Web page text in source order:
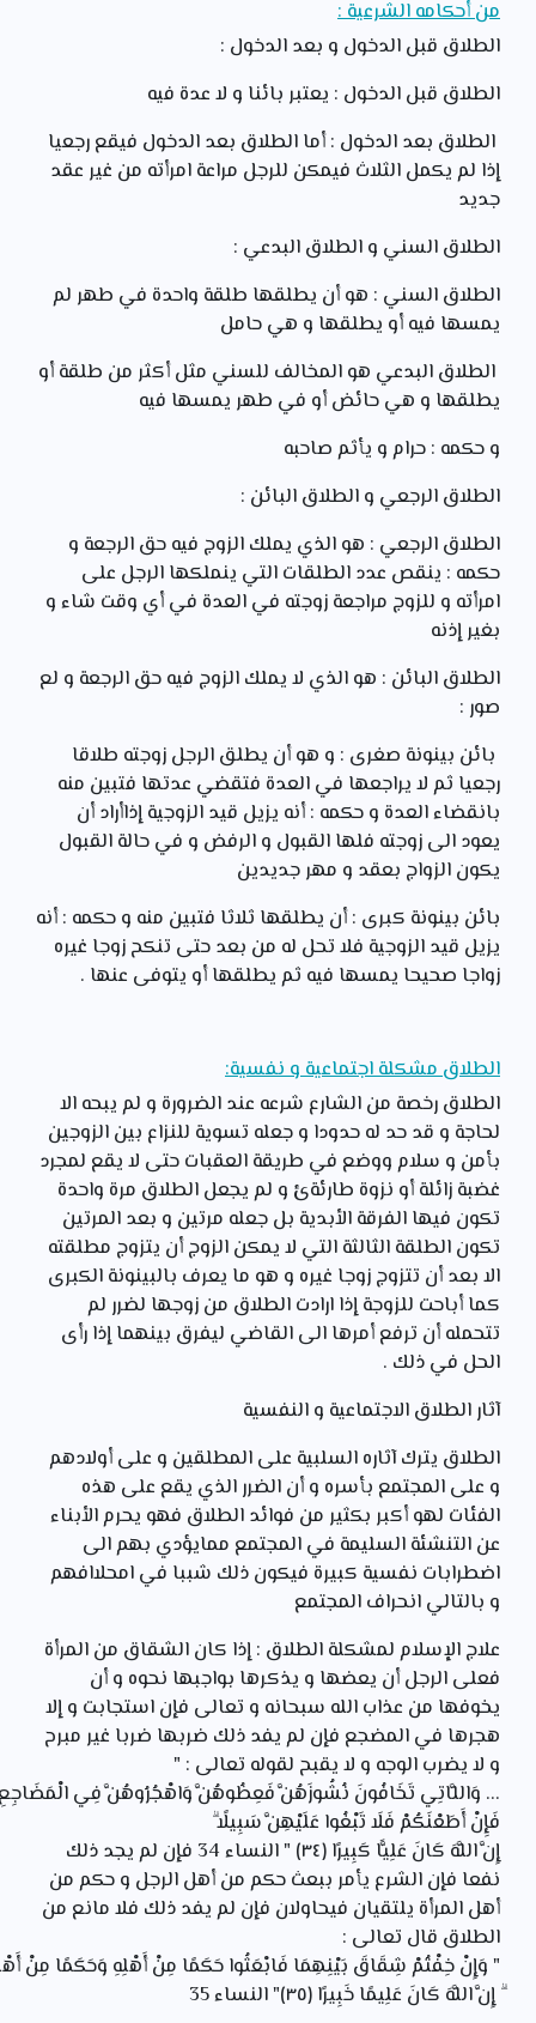
من أحكامه الشرعية :
الطلاق قبل الدخول و بعد الدخول :
الطلاق قبل الدخول : يعتبر بائنا و لا عدة فيه
الطلاق بعد الدخول : أما الطلاق بعد الدخول فيقع رجعيا
إذا لم يكمل الثلاث فيمكن للرجل مراعة امرأته من غير عقد
جديد
الطلاق السني و الطلاق البدعي :
الطلاق السني : هو أن يطلقها طلقة واحدة في طهر لم
يمسها فيه أو يطلقها و هي حامل
الطلاق البدعي هو المخالف للسني مثل أكثر من طلقة أو
يطلقها و هي حائض أو في طهر يمسها فيه
و حكمه : حرام و يأثم صاحبه
الطلاق الرجعي و الطلاق البائن :
الطلاق الرجعي : هو الذي يملك الزوج فيه حق الرجعة و
حكمه : ينقص عدد الطلقات التي ينملكها الرجل على
امرأته و للزوج مراجعة زوجته في العدة في أي وقت شاء و
بغير إذنه
الطلاق البائن : هو الذي لا يملك الزوج فيه حق الرجعة و لع
صور :
بائن بينونة صغرى : و هو أن يطلق الرجل زوجته طلاقا
رجعيا ثم لا يراجعها في العدة فتقضي عدتها فتبين منه
بانقضاء العدة و حكمه : أنه يزيل قيد الزوجية إذاأراد أن
يعود الى زوجته فلها القبول و الرفض و في حالة القبول
يكون الزواج بعقد و مهر جديدين
بائن بينونة كبرى : أن يطلقها ثلاثا فتبين منه و حكمه : أنه
يزيل قيد الزوجية فلا تحل له من بعد حتى تنكح زوجا غيره
زواجا صحيحا يمسها فيه ثم يطلقها أو يتوفى عنها .
الطلاق مشكلة اجتماعية و نفسية:
الطلاق رخصة من الشارع شرعه عند الضرورة و لم يبحه الا
لحاجة و قد حد له حدودا و جعله تسوية للنزاع بين الزوجين
بأمن و سلام ووضع في طريقة العقبات حتى لا يقع لمجرد
غضبة زائلة أو نزوة طارئةئ و لم يجعل الطلاق مرة واحدة
تكون فيها الفرقة الأبدية بل جعله مرتين و بعد المرتين
تكون الطلقة الثالثة التي لا يمكن الزوج أن يتزوج مطلقته
الا بعد أن تتزوج زوجا غيره و هو ما يعرف بالبينونة الكبرى
كما أباحت للزوجة إذا ارادت الطلاق من زوجها لضرر لم
تتحمله أن ترفع أمرها الى القاضي ليفرق بينهما إذا رأى
الحل في ذلك .
آثار الطلاق الاجتماعية و النفسية
الطلاق يترك آثاره السلبية على المطلقين و على أولادهم
و على المجتمع بأسره و أن الضرر الذي يقع على هذه
الفئات لهو أكبر بكثير من فوائد الطلاق فهو يحرم الأبناء
عن التنشئة السليمة في المجتمع ممايؤدي بهم الى
اضطرابات نفسية كبيرة فيكون ذلك شببا في امحلاافهم
و بالتالي انحراف المجتمع
علاج الإسلام لمشكلة الطلاق : إذا كان الشقاق من المرأة
فعلى الرجل أن يعضها و يذكرها بواجبها نحوه و أن
يخوفها من عذاب الله سبحانه و تعالى فإن استجابت و إلا
هجرها في المضجع فإن لم يفد ذلك ضربها ضربا غير مبرح
و لا يضرب الوجه و لا يقبح لقوله تعالى : "
... وَاللَّاتِي تَخَافُونَ نُشُوزَهُنَّ فَعِظُوهُنَّ وَاهْجُرُوهُنَّفِي
فَإِنْأَطَعْنَكُمْ فَلَا تَبْغُوا عَلَيْهِنَّسَبِيلًاۗ
إِنَّاللَّهَ كَانَ عَلِيًّا
كَبِيرًا ﴿٣٤﴾ " النساء 34 فإن لم يجد ذلك
نفعا فإن الشرع يأمر ببعث حكم من أهل الرجل و حكم من
أهل المرأة يلتقيان فيحاولان فإن لم يفد ذلك فلا مانع من
الطلاق قال تعالى :
" وَإِنْ خِفْتُمْ شِقَاقَ بَيْنِهِمَا فَابْعَثُوا حَكَمًا مِنْأَهْلِهِ وَحَكَمًا مِنْ
ۗ إِنَّاللَّهَ كَانَ عَلِيمًا خَبِيرًا ﴿٣٥﴾" النساء 35